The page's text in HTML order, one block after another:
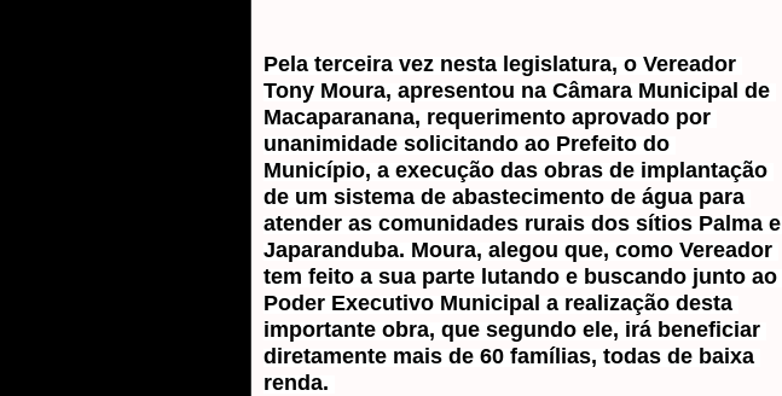
Pela terceira vez nesta legislatura, o Vereador
Tony Moura, apresentou na Câmara Municipal de
Macaparanana, requerimento aprovado por
unanimidade solicitando ao Prefeito do
Município, a execução das obras de implantação
de um sistema de abastecimento de água para
atender as comunidades rurais dos sítios Palma e
Japaranduba. Moura, alegou que, como Vereador
tem feito a sua parte lutando e buscando junto ao
Poder Executivo Municipal a realização desta
importante obra, que segundo ele, irá beneficiar
diretamente mais de 60 famílias, todas de baixa
renda.